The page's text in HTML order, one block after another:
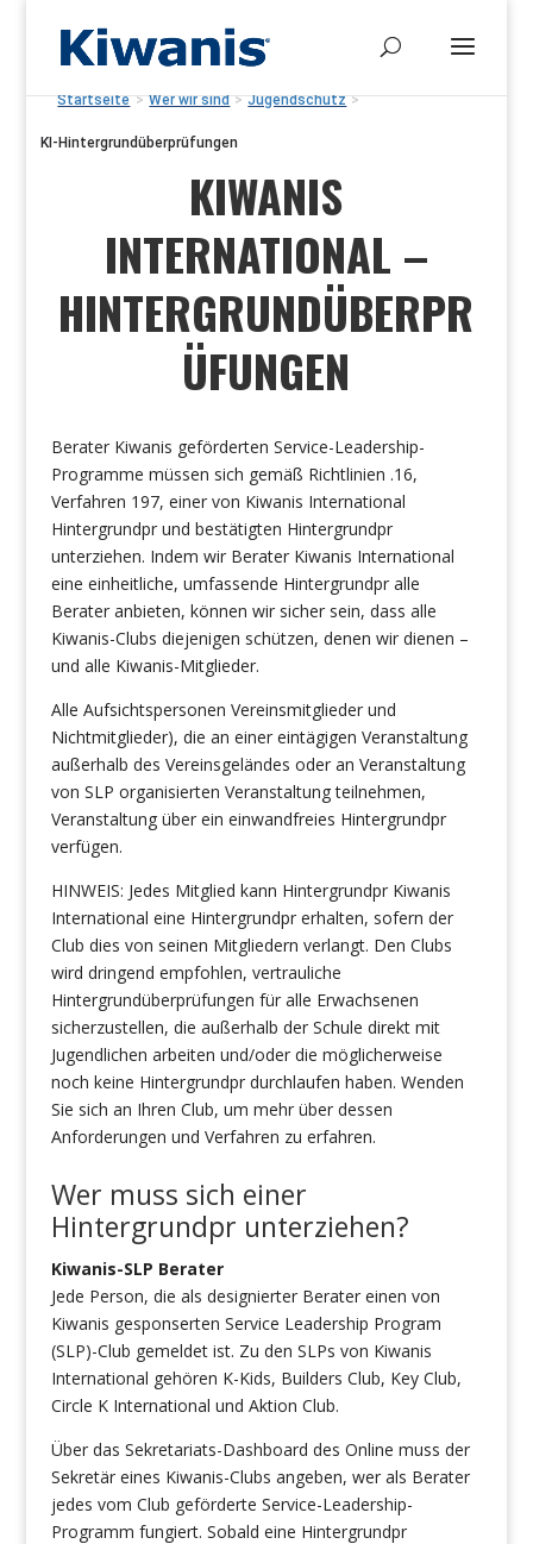
Startseite > Wer wir sind > Jugendschutz >
KI-Hintergrundüberprüfungen
KIWANIS
INTERNATIONAL –
HINTERGRUNDÜBERPR
ÜFUNGEN
Berater Kiwanis geförderten Service-Leadership-
Programme müssen sich gemäß Richtlinien .16,
Verfahren 197, einer von Kiwanis International
Hintergrundpr und bestätigten Hintergrundpr
unterziehen. Indem wir Berater Kiwanis International
eine einheitliche, umfassende Hintergrundpr alle
Berater anbieten, können wir sicher sein, dass alle
Kiwanis-Clubs diejenigen schützen, denen wir dienen –
und alle Kiwanis-Mitglieder.
Alle Aufsichtspersonen Vereinsmitglieder und
Nichtmitglieder), die an einer eintägigen Veranstaltung
außerhalb des Vereinsgeländes oder an Veranstaltung
von SLP organisierten Veranstaltung teilnehmen,
Veranstaltung über ein einwandfreies Hintergrundpr
verfügen.
HINWEIS: Jedes Mitglied kann Hintergrundpr Kiwanis
International eine Hintergrundpr erhalten, sofern der
Club dies von seinen Mitgliedern verlangt. Den Clubs
wird dringend empfohlen, vertrauliche
Hintergrundüberprüfungen für alle Erwachsenen
sicherzustellen, die außerhalb der Schule direkt mit
Jugendlichen arbeiten und/oder die möglicherweise
noch keine Hintergrundpr durchlaufen haben. Wenden
Sie sich an Ihren Club, um mehr über dessen
Anforderungen und Verfahren zu erfahren.
Wer muss sich einer
Hintergrundpr unterziehen?
Kiwanis-SLP Berater
Jede Person, die als designierter Berater einen von
Kiwanis gesponserten Service Leadership Program
(SLP)-Club gemeldet ist. Zu den SLPs von Kiwanis
International gehören K-Kids, Builders Club, Key Club,
Circle K International und Aktion Club.
Über das Sekretariats-Dashboard des Online muss der
Sekretär eines Kiwanis-Clubs angeben, wer als Berater
jedes vom Club geförderte Service-Leadership-
Programm fungiert. Sobald eine Hintergrundpr